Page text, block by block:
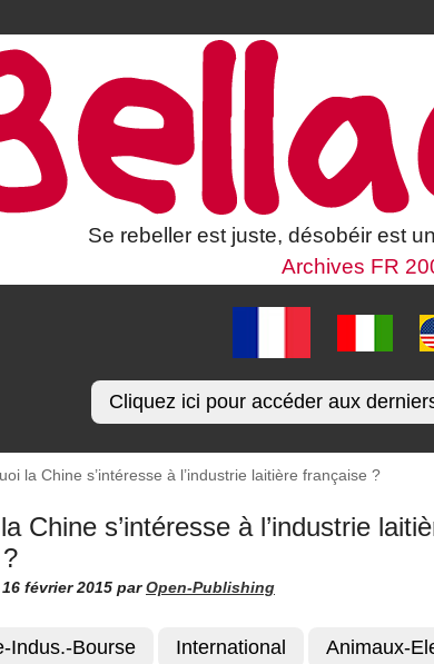
Se rebeller est juste, désobéir est
Archives FR
Cliquez ici pour accéder aux
la Chine s’intéresse à l’industrie laitière française ?
Chine s’intéresse à l’industrie
février 2015 parOpen-Publishing
Indus.-Bourse International Animaux-